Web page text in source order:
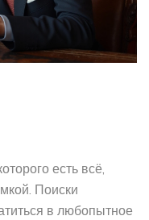
есть всё,
Поиски
в любопытное